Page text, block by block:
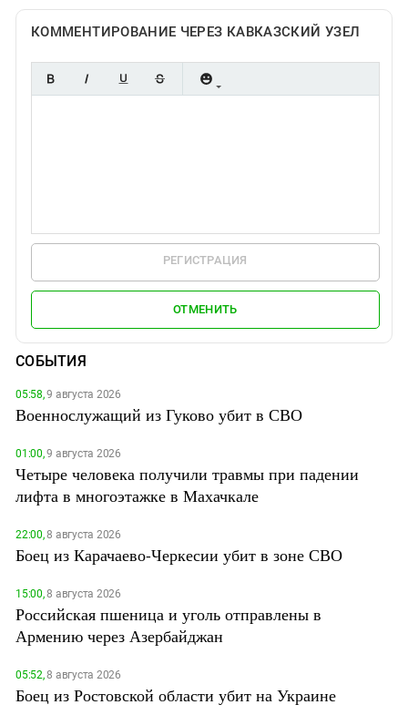
КОММЕНТИРОВАНИЕ ЧЕРЕЗ КАВКАЗСКИЙ УЗЕЛ
РЕГИСТРАЦИЯ
ОТМЕНИТЬ
СОБЫТИЯ
05:58,9 августа 2026
Военнослужащий из Гуково убит в СВО
01:00,9 августа 2026
Четыре человека получили травмы при падении
лифта в многоэтажке в Махачкале
22:00,8 августа 2026
Боец из Карачаево-Черкесии убит в зоне СВО
15:00,8 августа 2026
Российская пшеница и уголь отправлены в
Армению через Азербайджан
05:52,8 августа 2026
Боец из Ростовской области убит на Украине